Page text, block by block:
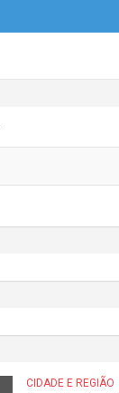
CIDADE E REGIÃO